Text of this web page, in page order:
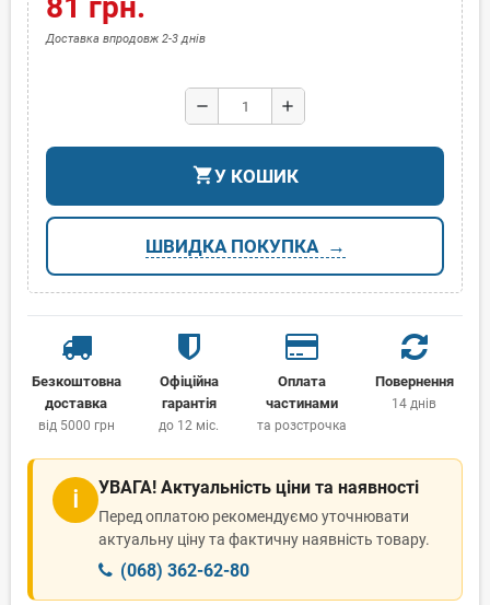
Доставка впродовж 2-3 днів
remove add
shopping_cartУ КОШИК
ШВИДКА ПОКУПКА
Безкоштовна
доставка
від 5000 грн
Офіційна
гарантія
до 12 міс.
Оплата
частинами
та розстрочка
Повернення
14 днів
ℹ УВАГА! Актуальність ціни та наявності
Перед оплатою рекомендуємо уточнювати
актуальну ціну та фактичну наявність товару.
(068) 362-62-80